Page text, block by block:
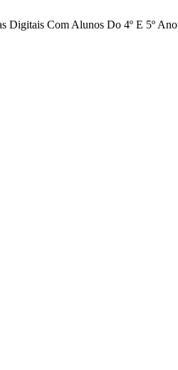
Digitais Com Alunos Do 4º E 5º